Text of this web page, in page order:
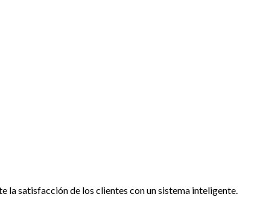
la satisfacción de los clientes con un sistema inteligente.